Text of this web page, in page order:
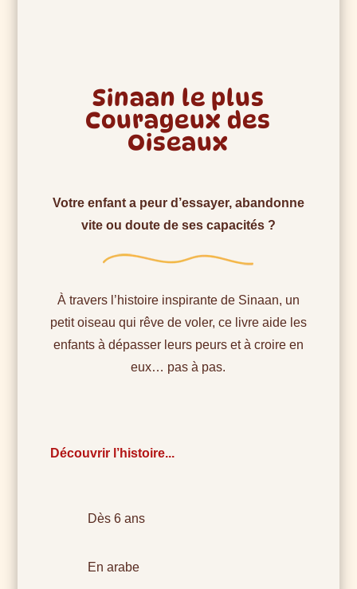
Sinaan le plus
Courageux des
Oiseaux
Votre enfant a peur d’essayer, abandonne
vite ou doute de ses capacités ?
À travers l’histoire inspirante de Sinaan, un
petit oiseau qui rêve de voler, ce livre aide les
enfants à dépasser leurs peurs et à croire en
eux… pas à pas.
Découvrir l’histoire...
Dès 6 ans
En arabe